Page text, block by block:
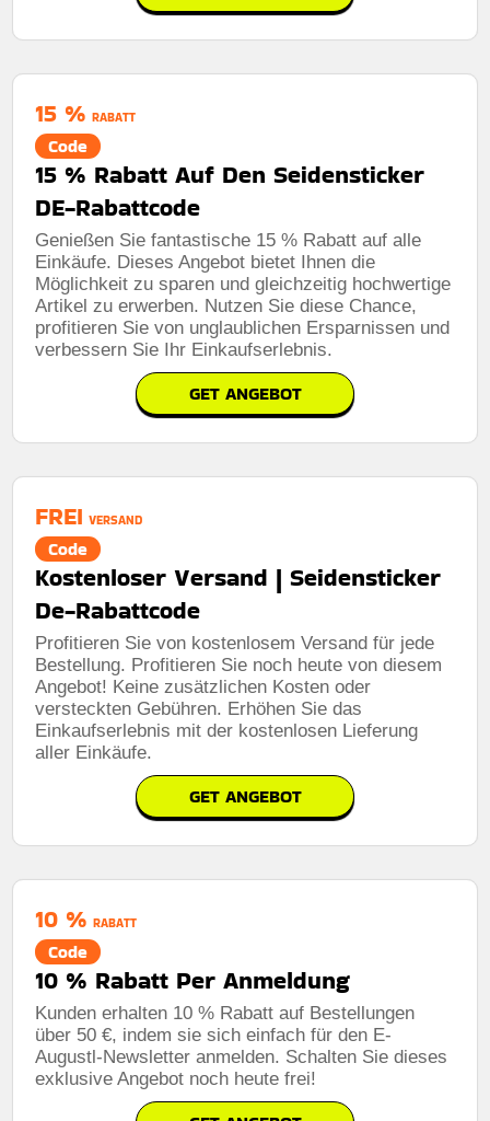
15 % RABATT
Code
15 % Rabatt Auf Den Seidensticker
DE-Rabattcode
Genießen Sie fantastische 15 % Rabatt auf alle
Einkäufe. Dieses Angebot bietet Ihnen die
Möglichkeit zu sparen und gleichzeitig hochwertige
Artikel zu erwerben. Nutzen Sie diese Chance,
profitieren Sie von unglaublichen Ersparnissen und
verbessern Sie Ihr Einkaufserlebnis.
GET ANGEBOT
FREI VERSAND
Code
Kostenloser Versand | Seidensticker
De-Rabattcode
Profitieren Sie von kostenlosem Versand für jede
Bestellung. Profitieren Sie noch heute von diesem
Angebot! Keine zusätzlichen Kosten oder
versteckten Gebühren. Erhöhen Sie das
Einkaufserlebnis mit der kostenlosen Lieferung
aller Einkäufe.
GET ANGEBOT
10 % RABATT
Code
10 % Rabatt Per Anmeldung
Kunden erhalten 10 % Rabatt auf Bestellungen
über 50 €, indem sie sich einfach für den E-
Augustl-Newsletter anmelden. Schalten Sie dieses
exklusive Angebot noch heute frei!